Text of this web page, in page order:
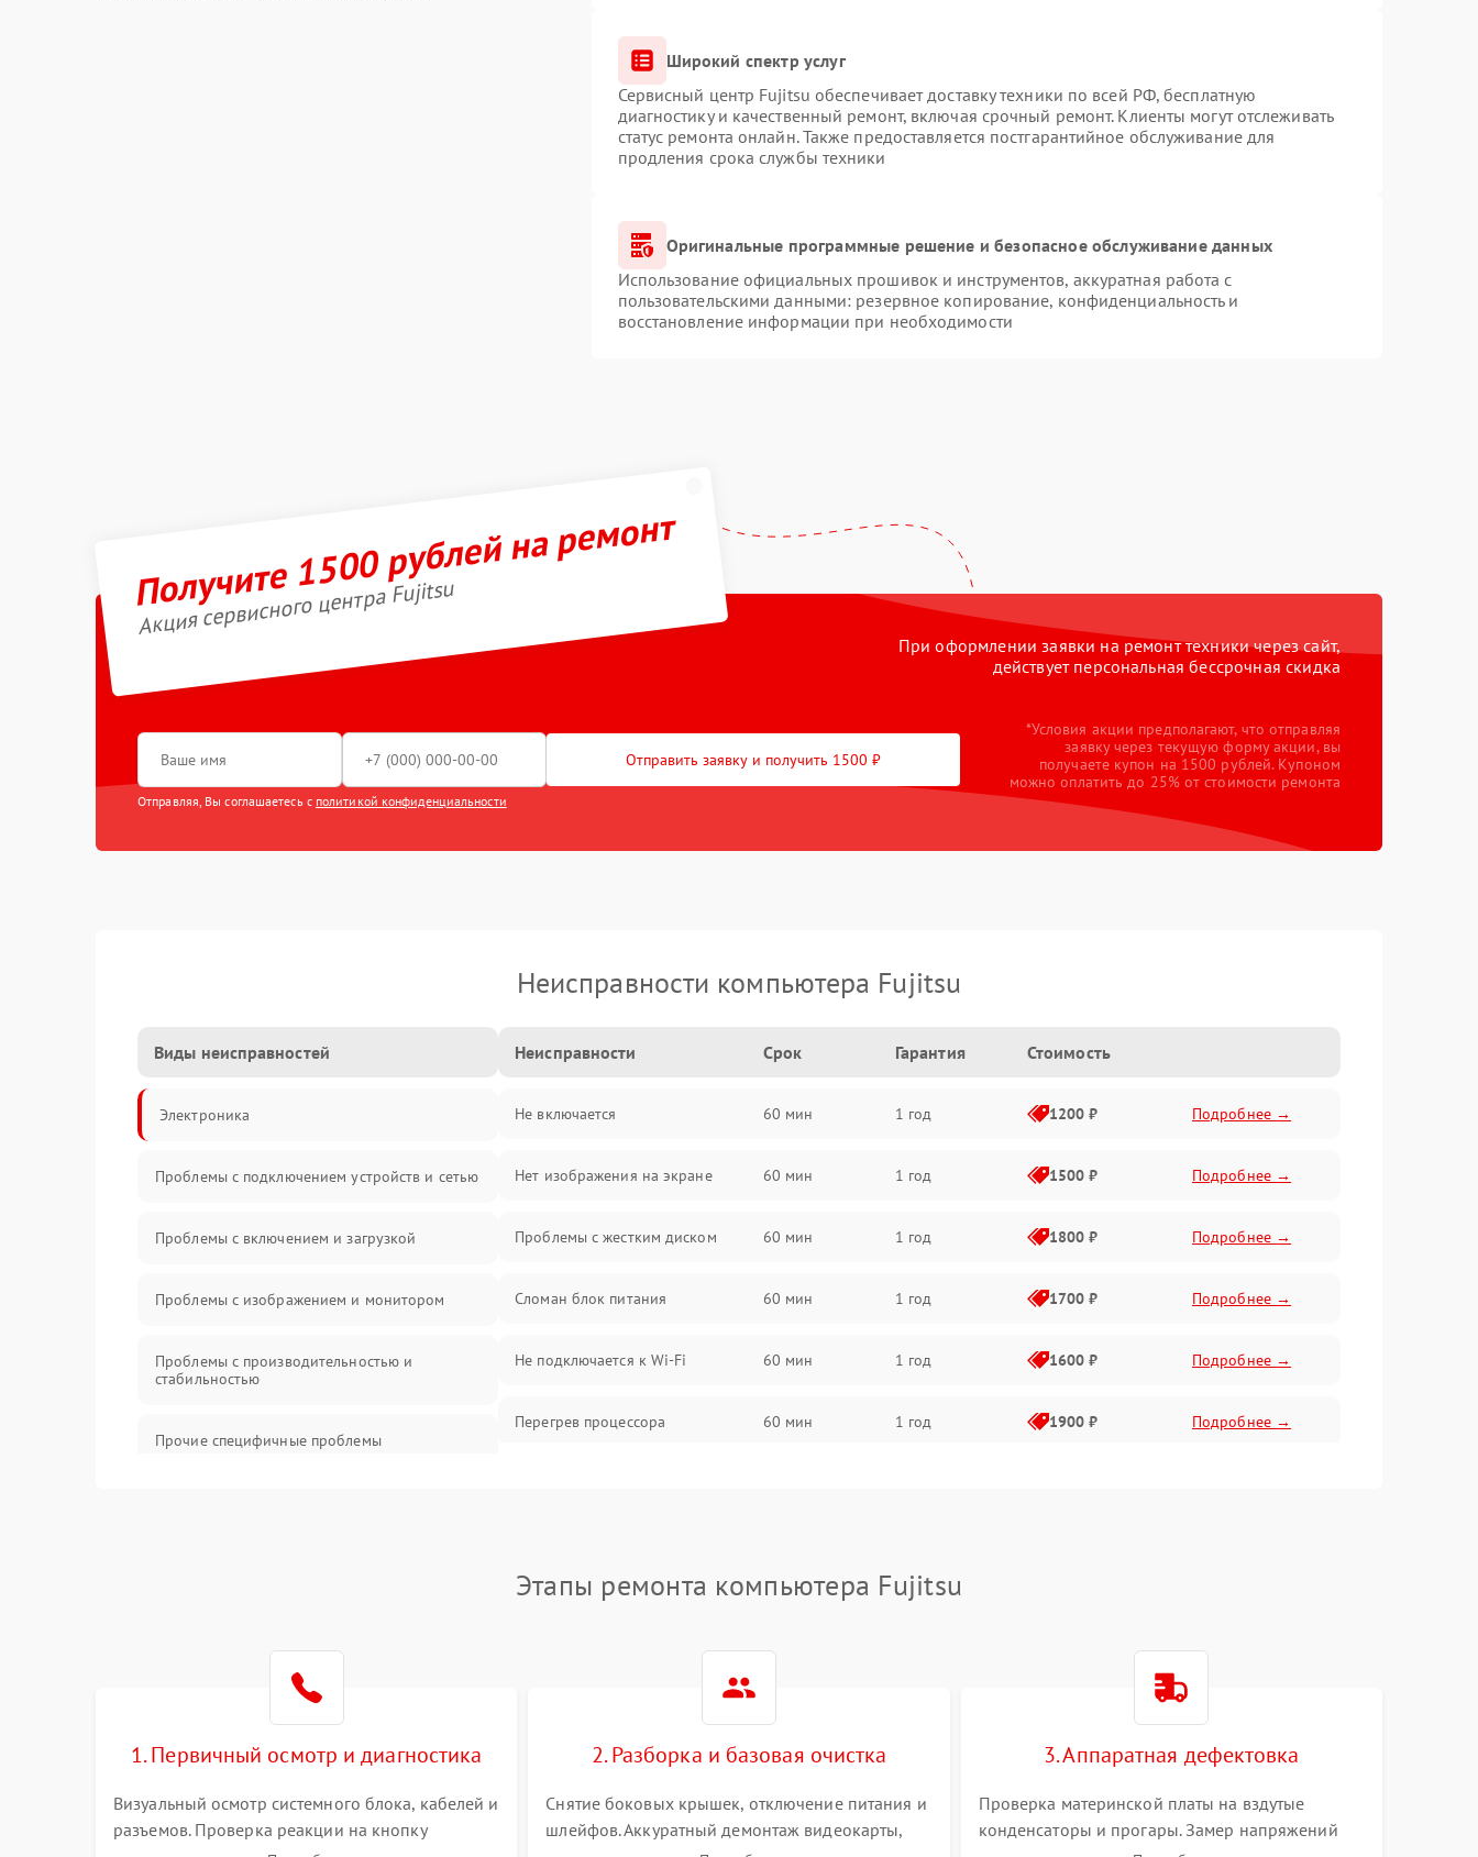
Широкий спектр услуг
Сервисный центр Fujitsu обеспечивает доставку техники по всей РФ, бесплатную
диагностику и качественный ремонт, включая срочный ремонт. Клиенты могут отслеживать
статус ремонта онлайн. Также предоставляется постгарантийное обслуживание для
продления срока службы техники
Оригинальные программные решение и безопасное обслуживание данных
Использование официальных прошивок и инструментов, аккуратная работа с
пользовательскими данными: резервное копирование, конфиденциальность и
восстановление информации при необходимости
Получите 1500 рублей на ремонт
Акция сервисного центра Fujitsu
При оформлении заявки на ремонт техники через сайт,
действует персональная бессрочная скидка
Отправить заявку и получить 1500 ₽
Отправляя, Вы соглашаетесь с политикой конфиденциальности
*Условия акции предполагают, что отправляя
заявку через текущую форму акции, вы
получаете купон на 1500 рублей. Купоном
можно оплатить до 25% от стоимости ремонта
Неисправности компьютера Fujitsu
Виды неисправностей
Электроника
Проблемы с подключением устройств и сетью
Проблемы с включением и загрузкой
Проблемы с изображением и монитором
Проблемы с производительностью и
стабильностью
Прочие специфичные проблемы
Неисправности Срок Гарантия Стоимость
Не включается 60 мин 1 год 1200 ₽ Подробнее →
Нет изображения на экране 60 мин 1 год 1500 ₽ Подробнее →
Проблемы с жестким диском 60 мин 1 год 1800 ₽ Подробнее →
Сломан блок питания 60 мин 1 год 1700 ₽ Подробнее →
Не подключается к Wi-Fi 60 мин 1 год 1600 ₽ Подробнее →
Перегрев процессора 60 мин 1 год 1900 ₽ Подробнее →
Ошибки в работе оперативной
Не распознается USB-порт 60 мин 1300 ₽ Подробнее →
Этапы ремонта компьютера Fujitsu
1. Первичный осмотр и диагностика
Визуальный осмотр системного блока, кабелей и
разъемов. Проверка реакции на кнопку
2. Разборка и базовая очистка
Снятие боковых крышек, отключение питания и
шлейфов. Аккуратный демонтаж видеокарты,
3. Аппаратная дефектовка
Проверка материнской платы на вздутые
конденсаторы и прогары. Замер напряжений